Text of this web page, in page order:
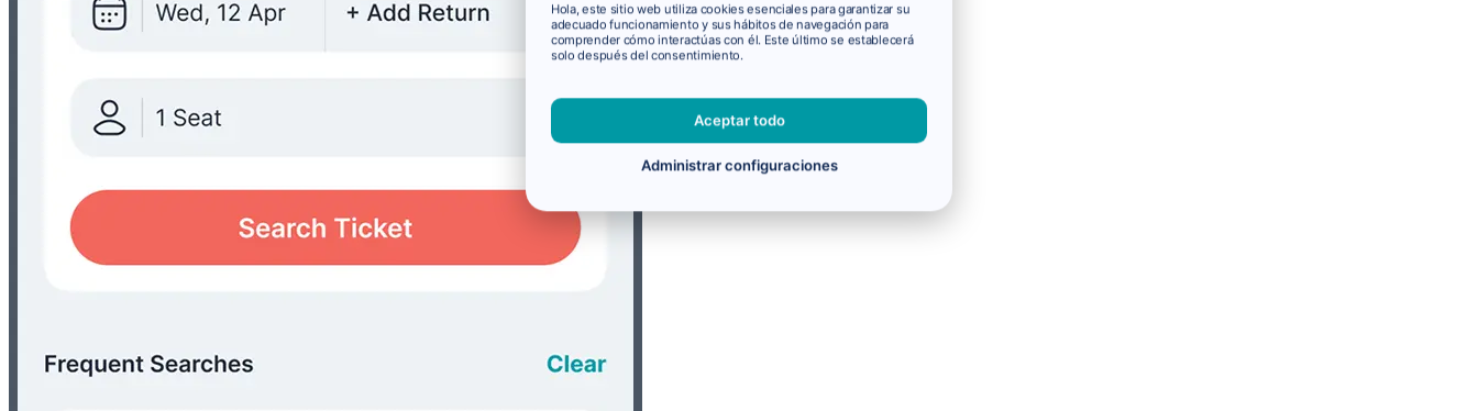
Hola, este sitio web utiliza cookies esenciales para garantizar su
adecuado funcionamiento y sus hábitos de navegación para
comprender cómo interactúas con él. Este último se establecerá
solo después del consentimiento.
Aceptar todo
Administrar configuraciones